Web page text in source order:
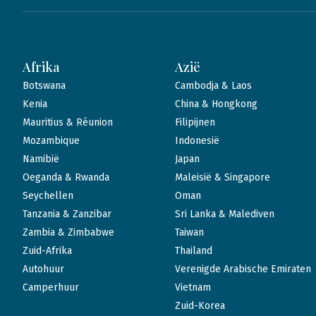
Afrika
Botswana
Kenia
Mauritius & Réunion
Mozambique
Namibië
Oeganda & Rwanda
Seychellen
Tanzania & Zanzibar
Zambia & Zimbabwe
Zuid-Afrika
Autohuur
Camperhuur
Azië
Cambodja & Laos
China & Hongkong
Filipijnen
Indonesië
Japan
Maleisië & Singapore
Oman
Sri Lanka & Malediven
Taiwan
Thailand
Verenigde Arabische Emiraten
Vietnam
Zuid-Korea